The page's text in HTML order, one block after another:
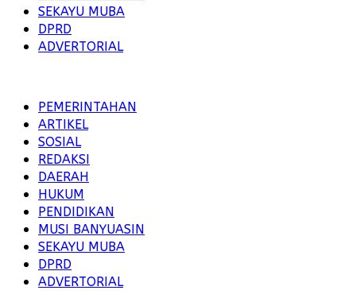
SEKAYU MUBA
DPRD
ADVERTORIAL
PEMERINTAHAN
ARTIKEL
SOSIAL
REDAKSI
DAERAH
HUKUM
PENDIDIKAN
MUSI BANYUASIN
SEKAYU MUBA
DPRD
ADVERTORIAL